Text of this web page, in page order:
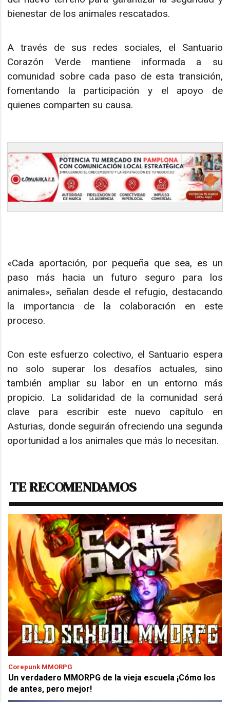
bienestar de los animales rescatados.
A través de sus redes sociales, el Santuario
Corazón Verde mantiene informada a su
comunidad sobre cada paso de esta transición,
fomentando la participación y el apoyo de
quienes comparten su causa.
«Cada aportación, por pequeña que sea, es un
paso más hacia un futuro seguro para los
animales», señalan desde el refugio, destacando
la importancia de la colaboración en este
proceso.
Con este esfuerzo colectivo, el Santuario espera
no solo superar los desafíos actuales, sino
también ampliar su labor en un entorno más
propicio. La solidaridad de la comunidad será
clave para escribir este nuevo capítulo en
Asturias, donde seguirán ofreciendo una segunda
oportunidad a los animales que más lo necesitan.
TE RECOMENDAMOS
Corepunk MMORPG
Un verdadero MMORPG de la vieja escuela ¡Cómo los
de antes, pero mejor!